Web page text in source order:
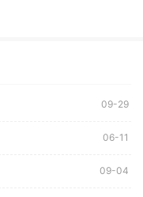
09-29
06-11
09-04